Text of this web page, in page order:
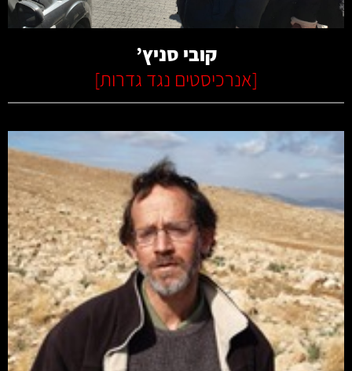
קובי סניץ’
[אנרכיסטים נגד גדרות]
קרא עוד